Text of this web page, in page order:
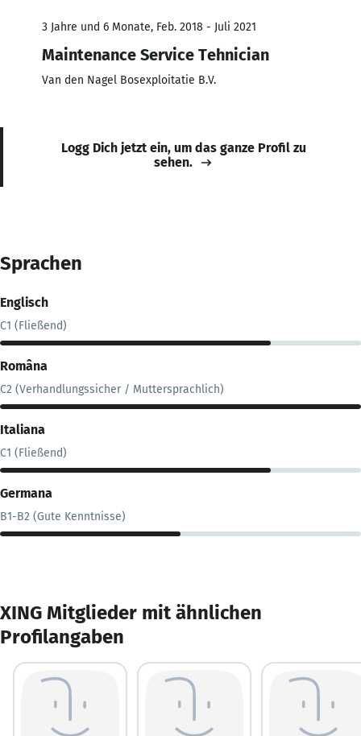
3 Jahre und 6 Monate, Feb. 2018 - Juli 2021
Maintenance Service Tehnician
Van den Nagel Bosexploitatie B.V.
Logg Dich jetzt ein, um das ganze Profil zu
sehen.
Sprachen
Englisch
C1 (Fließend)
Româna
C2 (Verhandlungssicher / Muttersprachlich)
Italiana
C1 (Fließend)
Germana
B1-B2 (Gute Kenntnisse)
XING Mitglieder mit ähnlichen
Profilangaben